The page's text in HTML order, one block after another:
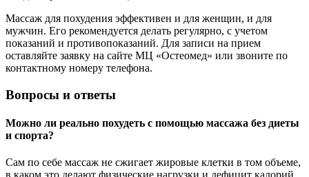
Массаж для похудения эффективен и для женщин, и для
мужчин. Его рекомендуется делать регулярно, с учетом
показаний и противопоказаний. Для записи на прием
оставляйте заявку на сайте МЦ «Остеомед» или звоните по
контактному номеру телефона.
Вопросы и ответы
Можно ли реально похудеть с помощью массажа без диеты
и спорта?
Сам по себе массаж не сжигает жировые клетки в том объеме,